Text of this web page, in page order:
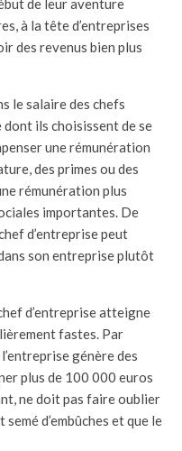
à la tête d’entreprises
des revenus bien plus
le salaire des chefs
dont ils choisissent de se
une rémunération
des primes ou des
rémunération plus
importantes. De
d’entreprise peut
son entreprise plutôt
d’entreprise atteigne
fastes. Par
génère des
plus de 100 000 euros
ne doit pas faire oublier
d’embûches et que le